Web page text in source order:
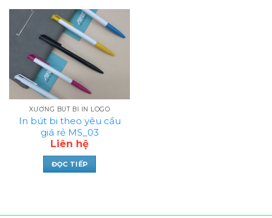
XƯỞNG BÚT BI IN LOGO
In bút bi theo yêu cầu
giá rẻ MS_03
Liên hệ
ĐỌC TIẾP